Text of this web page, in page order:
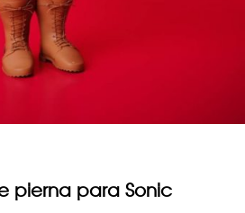
pierna para Sonic